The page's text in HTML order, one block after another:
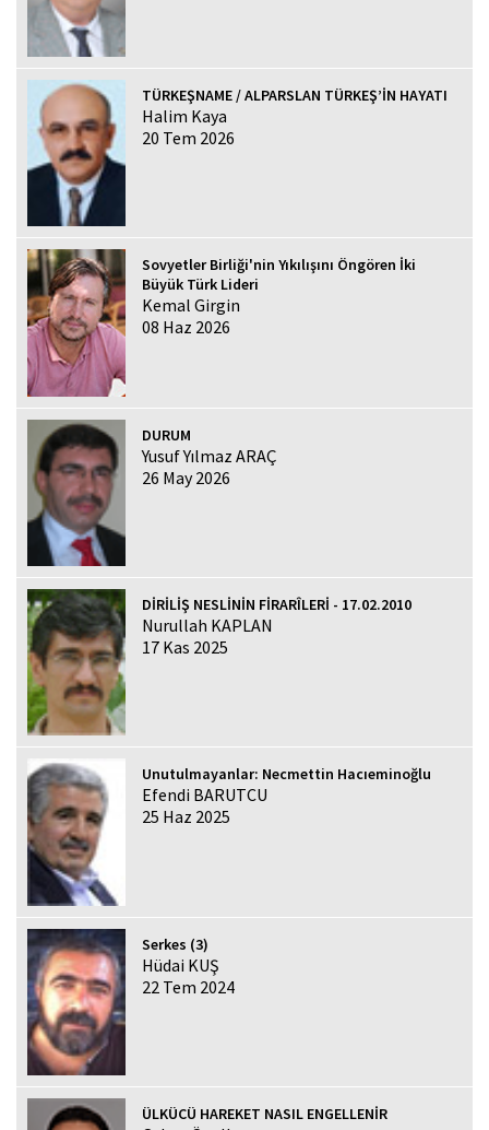
TÜRKEŞNAME / ALPARSLAN TÜRKEŞ’İN HAYATI
Halim Kaya
20 Tem 2026
Sovyetler Birliği'nin Yıkılışını Öngören İki
Büyük Türk Lideri
Kemal Girgin
08 Haz 2026
DURUM
Yusuf Yılmaz ARAÇ
26 May 2026
DİRİLİŞ NESLİNİN FİRARÎLERİ - 17.02.2010
Nurullah KAPLAN
17 Kas 2025
Unutulmayanlar: Necmettin Hacıeminoğlu
Efendi BARUTCU
25 Haz 2025
Serkes (3)
Hüdai KUŞ
22 Tem 2024
ÜLKÜCÜ HAREKET NASIL ENGELLENİR